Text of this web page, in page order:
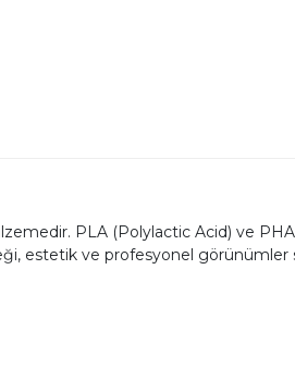
PLA (Polylactic Acid) ve PHA
estetik ve profesyonel görünümler